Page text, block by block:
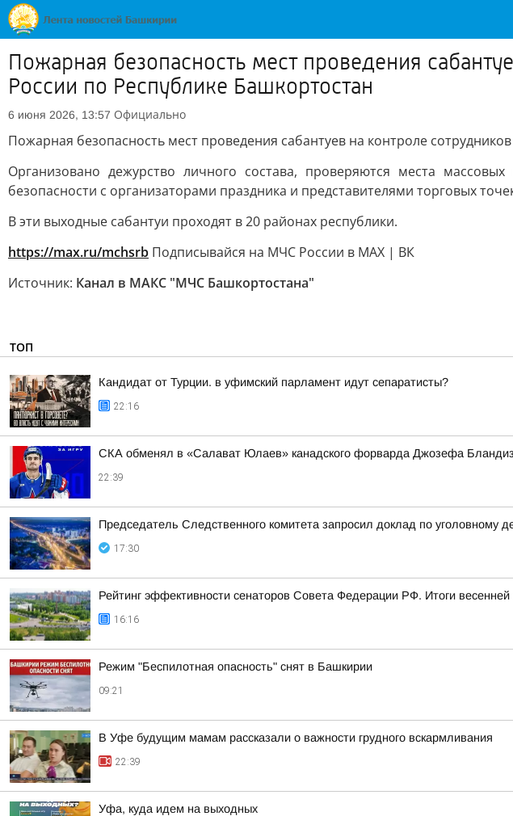
Пожарная безопасность мест проведения
России по Республике Башкортостан
6 июня 2026, 13:57 Официально
Пожарная безопасность мест проведения сабантуев на контроле
Организовано дежурство личного состава, проверяются места
безопасности с организаторами праздника и представителями торговых
В эти выходные сабантуи проходят в 20 районах республики.
https://max.ru/mchsrb Подписывайся на МЧС России в MAX | ВК
Источник: Канал в МАКС "МЧС Башкортостана"
ТОП
Кандидат от Турции. в уфимский парламент идут сепаратисты?
22:16
СКА обменял в «Салават Юлаев» канадского форварда Джозефа
22:39
Председатель Следственного комитета запросил доклад по уголовному
17:30
Рейтинг эффективности сенаторов Совета Федерации РФ. Итоги весенней
16:16
Режим "Беспилотная опасность" снят в Башкирии
09:21
В Уфе будущим мамам рассказали о важности грудного вскармливания
22:39
Уфа, куда идем на выходных